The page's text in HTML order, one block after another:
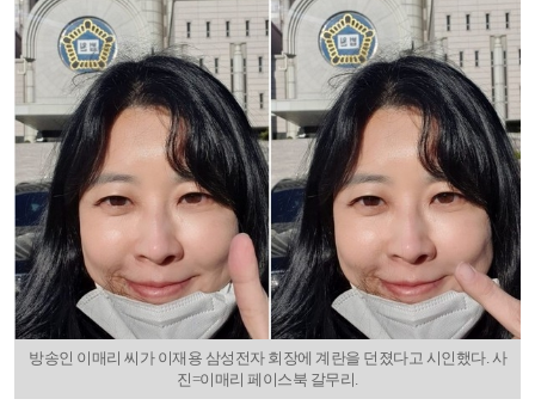
방송인 이매리 씨가 이재용 삼성전자 회장에 계란을 던졌다고 시인했다. 사
진=이매리 페이스북 갈무리.